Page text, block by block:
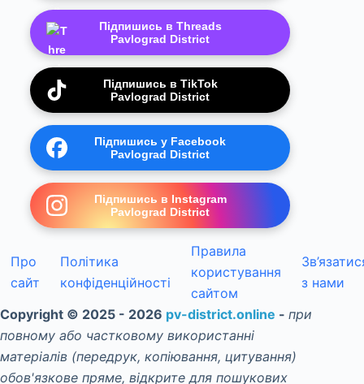
Підпишись в Threads
Pavlograd District
Підпишись в TikTok
Pavlograd District
Підпишись у Facebook
Pavlograd District
Підпишись в Instagram
Pavlograd District
Про
сайт
Політика
конфіденційності
Правила
користування
сайтом
з нами
Copyright © 2025 - 2026 pv-district.online - при
повному або частковому використанні
матеріалів (передрук, копіювання, цитування)
обов'язкове пряме, відкрите для пошукових